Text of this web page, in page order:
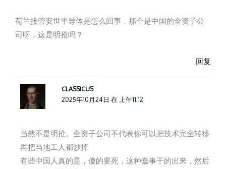
荷兰接管安世半导体是怎么回事，那个是中国的全资子公
司呀，这是明抢吗？
回复
CLASSICUS
2025年10月24日 在 上午11:12
当然不是明抢。全资子公司不代表你可以把技术完全转移
再把当地工人都炒掉
有些中国人真的是，傻的要死，这种蠢事干的出来，然后